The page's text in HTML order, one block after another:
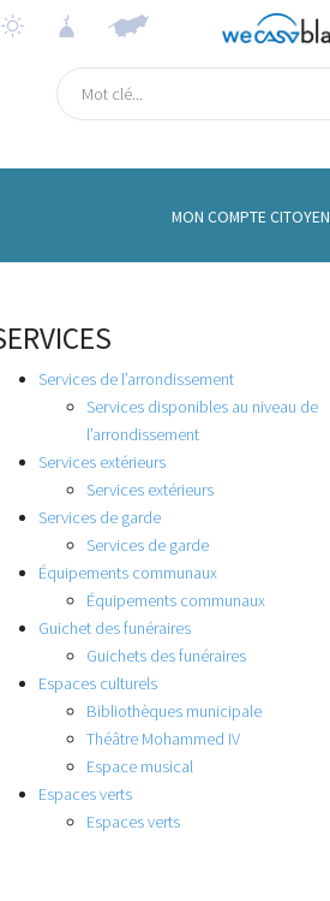
MON COMPTE CITOYEN
Services de l’arrondissement
Services disponibles au niveau de
l’arrondissement
Services extérieurs
Services extérieurs
Services de garde
Services de garde
Équipements communaux
Équipements communaux
Guichet des funéraires
Guichets des funéraires
Espaces culturels
Bibliothèques municipale
Théâtre Mohammed IV
Espace musical
Espaces verts
Espaces verts